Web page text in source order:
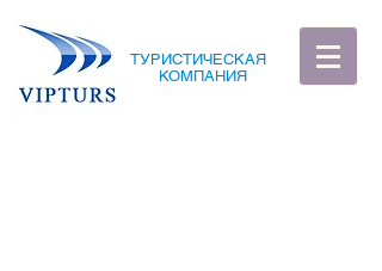
ТУРИСТИЧЕСКАЯ
КОМПАНИЯ